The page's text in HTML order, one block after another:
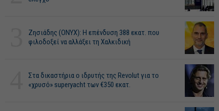
Ζησιάδης (ONYX): Η επένδυση 388 εκατ. που
φιλοδοξεί να αλλάξει τη Χαλκιδική
Στα δικαστήρια ο ιδρυτής της Revolut για το
«χρυσό» superyacht των €350 εκατ.